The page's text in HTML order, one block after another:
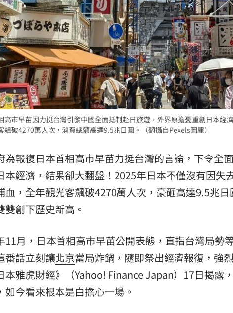
臨 台中「頂奢大道」逐漸成形 12:00
推新刮刮樂千萬頭獎超「爸」氣 12:00
多重宇宙」職涯論壇9/12登場！ 10:30
聚高雄 Formosa 7s掀足球熱潮 10:00
召粉絲跨海追星吃美食！ 18:15
高市早苗因力挺台灣引發中國全面抵制赴日旅遊，外界原擔憂重創日本經
飆破4270萬人次，消費總額高達9.5兆日圓。（翻攝自Pexels圖庫）
為報復日本首相高市早苗力挺台灣的言論，下令全
本經濟，結果卻大翻盤！2025年日本不僅沒有因失
血，全年觀光客飆破4270萬人次，豪砸高達9.5兆
雙創下歷史新高。
11月，日本首相高市早苗公開表態，直指台灣局勢
番話立刻讓北京當局炸鍋，隨即祭出經濟報復，強
本雅虎財經》（Yahoo! Finance Japan）17日揭露
如今看來根本是白擔心一場。